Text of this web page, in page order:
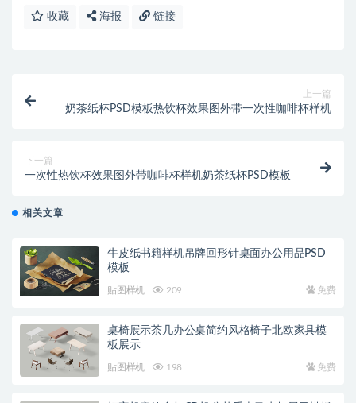
收藏 海报 链接
上一篇
奶茶纸杯PSD模板热饮杯效果图外带一次性咖啡杯样机
下一篇
一次性热饮杯效果图外带咖啡杯样机奶茶纸杯PSD模板
相关文章
牛皮纸书籍样机吊牌回形针桌面办公用品PSD
模板
贴图样机 209 免费
桌椅展示茶几办公桌简约风格椅子北欧家具模
板展示
贴图样机 198 免费